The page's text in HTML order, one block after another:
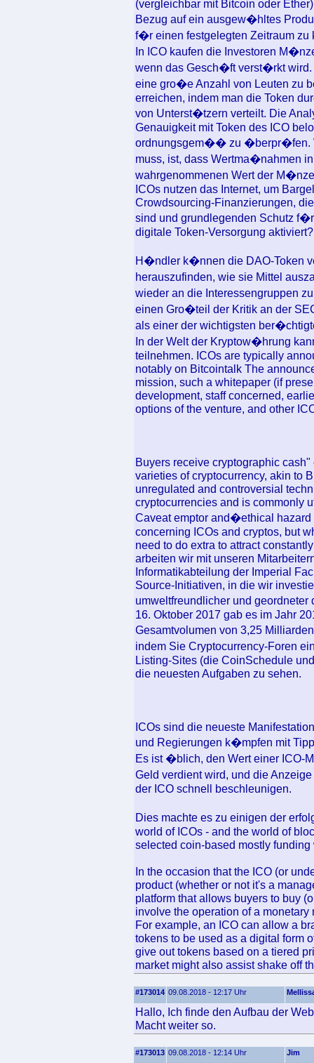
(vergleichbar mit Bitcoin oder
Bezug auf ein ausgew�hltes
f�r einen festgelegten Zeitraum zu
In ICO kaufen die Investoren
wenn das Gesch�ft verst�rkt wird.
eine gro�e Anzahl von Leuten zu
erreichen, indem man die Token
von Unterst�tzern verteilt. Die
Genauigkeit mit Token des ICO
ordnungsgem�� zu �berpr�fen.
muss, ist, dass Wertma�nahmen
wahrgenommenen Wert der
ICOs nutzen das Internet, um
Crowdsourcing-Finanzierungen,
sind und grundlegenden Schutz
digitale Token-Versorgung aktiviert?
H�ndler k�nnen die DAO-Token
herauszufinden, wie sie Mittel
wieder an die Interessengruppen
einen Gro�teil der Kritik an der
als einer der wichtigsten
In der Welt der Kryptow�hrung
teilnehmen. ICOs are typically
notably on Bitcointalk The
mission, such a whitepaper (if
development, staff concerned,
options of the venture, and other
Buyers receive cryptographic
varieties of cryptocurrency, akin to
unregulated and controversial
cryptocurrencies and is commonly
Caveat emptor and�ethical
concerning ICOs and cryptos, but
need to do extra to attract
arbeiten wir mit unseren
Informatikabteilung der Imperial
Source-Initiativen, in die wir
umweltfreundlicher und
16. Oktober 2017 gab es im Jahr
Gesamtvolumen von 3,25
indem Sie Cryptocurrency-Foren
Listing-Sites (die CoinSchedule
die neuesten Aufgaben zu sehen.
ICOs sind die neueste
und Regierungen k�mpfen mit
Es ist �blich, den Wert einer ICO-
Geld verdient wird, und die
der ICO schnell beschleunigen.
Dies machte es zu einigen der
world of ICOs - and the world of
selected coin-based mostly
In the occasion that the ICO (or
product (whether or not it's a
platform that allows buyers to buy
involve the operation of a monetary
For example, an ICO can allow a
tokens to be used as a digital form
give out tokens based on a tiered
market might also assist shake off
#173014 09.08.2018 - 12:17 Uhr
Hallo, Ich finde den Aufbau der
Macht weiter so.
#173013 09.08.2018 - 12:14 Uhr Jim